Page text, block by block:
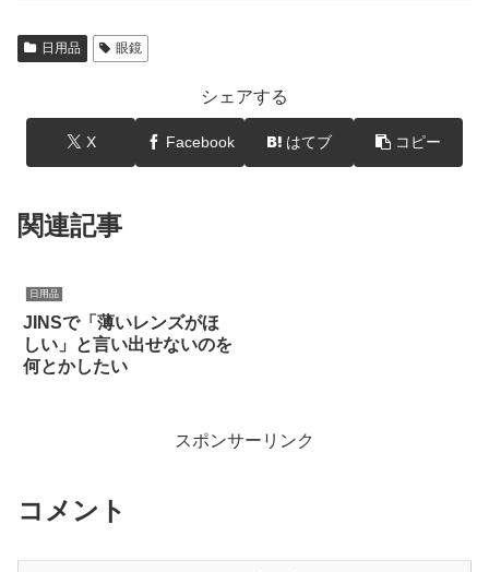
日用品 眼鏡
シェアする
X Facebook はてブ コピー
関連記事
日用品
JINSで「薄いレンズがほ
しい」と言い出せないのを
何とかしたい
スポンサーリンク
コメント